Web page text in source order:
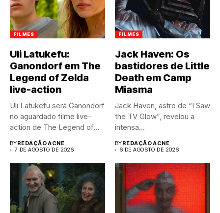
FILMES
Uli Latukefu:
Ganondorf em The
Legend of Zelda
live-action
Uli Latukefu será Ganondorf
no aguardado filme live-
action de The Legend of...
BYREDAÇÃO ACNE
7 DE AGOSTO DE 2026
FILMES
Jack Haven: Os
bastidores de Little
Death em Camp
Miasma
Jack Haven, astro de “I Saw
the TV Glow”, revelou a
intensa...
BYREDAÇÃO ACNE
6 DE AGOSTO DE 2026